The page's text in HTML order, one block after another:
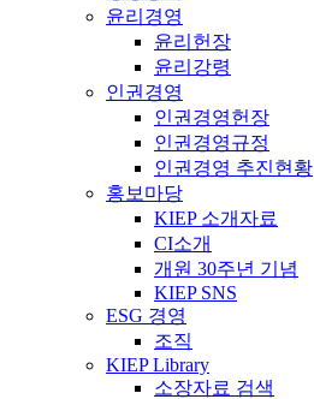
윤리경영
윤리헌장
윤리강령
인권경영
인권경영헌장
인권경영규정
인권경영 추진현황
홍보마당
KIEP 소개자료
CI소개
개원 30주년 기념
KIEP SNS
ESG 경영
조직
KIEP Library
소장자료 검색